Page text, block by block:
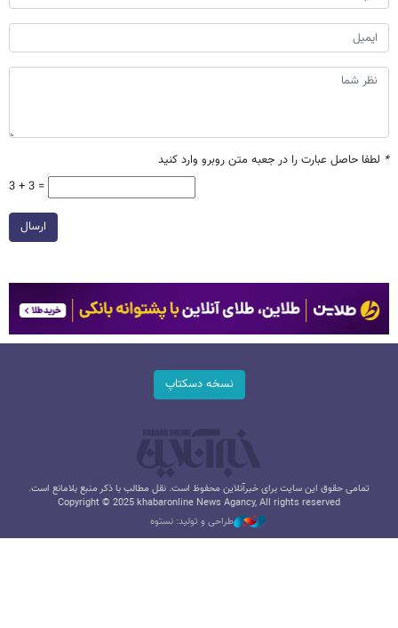
* لطفا حاصل عبارت را در جعبه متن روبرو وارد کنید
3 + 3 =
ارسال
نسخه دسکتاپ
تمامی حقوق این سایت برای خبرآنلاین محفوظ است. نقل مطالب با ذکر منبع بلامانع است.
Copyright © 2025 khabaronline News Agancy, All rights reserved
طراحی و تولید: نستوه